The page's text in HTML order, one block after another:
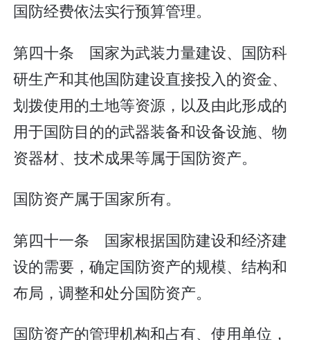
国防经费依法实行预算管理。
第四十条 国家为武装力量建设、国防科
研生产和其他国防建设直接投入的资金、
划拨使用的土地等资源，以及由此形成的
用于国防目的的武器装备和设备设施、物
资器材、技术成果等属于国防资产。
国防资产属于国家所有。
第四十一条 国家根据国防建设和经济建
设的需要，确定国防资产的规模、结构和
布局，调整和处分国防资产。
国防资产的管理机构和占有、使用单位，